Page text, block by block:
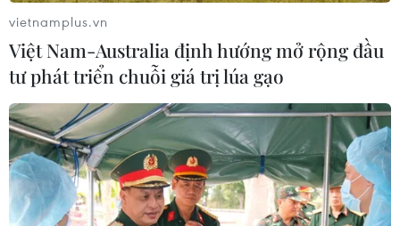
vietnamplus.vn
Việt Nam-Australia định hướng mở rộng đầu
tư phát triển chuỗi giá trị lúa gạo